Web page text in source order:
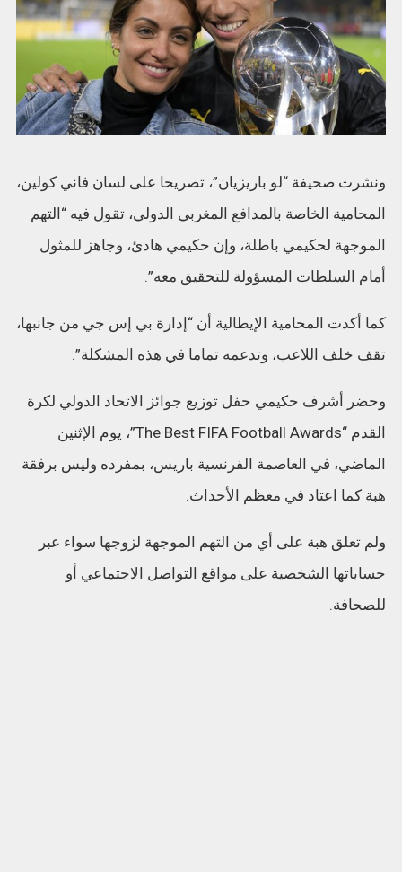
ونشرت صحيفة “لو باريزيان”، تصريحا على لسان فاني كولين،
المحامية الخاصة بالمدافع المغربي الدولي، تقول فيه “التهم
الموجهة لحكيمي باطلة، وإن حكيمي هادئ، وجاهز للمثول
أمام السلطات المسؤولة للتحقيق معه”.
كما أكدت المحامية الإيطالية أن “إدارة بي إس جي من جانبها،
تقف خلف اللاعب، وتدعمه تماما في هذه المشكلة”.
وحضر أشرف حكيمي حفل توزيع جوائز الاتحاد الدولي لكرة
القدم “The Best FIFA Football Awards”، يوم الإثنين
الماضي، في العاصمة الفرنسية باريس، بمفرده وليس برفقة
هبة كما اعتاد في معظم الأحداث.
ولم تعلق هبة على أي من التهم الموجهة لزوجها سواء عبر
حساباتها الشخصية على مواقع التواصل الاجتماعي أو
للصحافة.